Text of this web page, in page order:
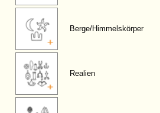
Berge/Himmelskörper
Realien